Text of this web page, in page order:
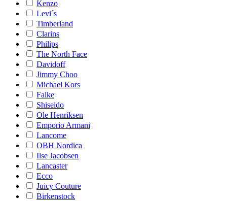
Kenzo
Levi´s
Timberland
Clarins
Philips
The North Face
Davidoff
Jimmy Choo
Michael Kors
Falke
Shiseido
Ole Henriksen
Emporio Armani
Lancome
OBH Nordica
Ilse Jacobsen
Lancaster
Ecco
Juicy Couture
Birkenstock